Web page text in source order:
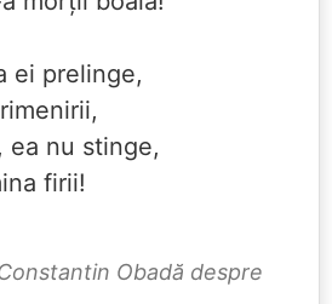
ei prelinge,
ea nu stinge,
firii!
Obadă despre